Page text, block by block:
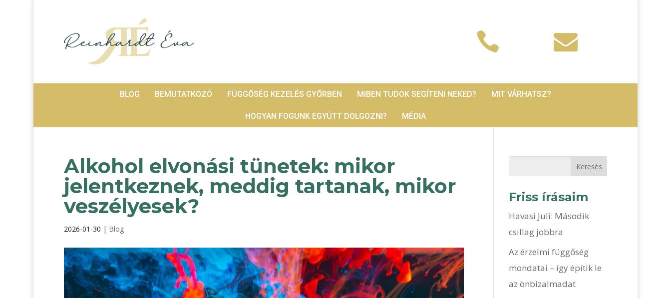
 
BLOG BEMUTATKOZÓ FÜGGŐSÉG KEZELÉS GYŐRBEN MIBEN TUDOK SEGÍTENI NEKED? MIT VÁRHATSZ?
HOGYAN FOGUNK EGYÜTT DOLGOZNI? MÉDIA
Alkohol elvonási tünetek: mikor
jelentkeznek, meddig tartanak, mikor
veszélyesek?
2026-01-30 | Blog
Friss írásaim
Havasi Juli: Második
csillag jobbra
Az érzelmi függőség
mondatai – így építik le
az önbizalmadat